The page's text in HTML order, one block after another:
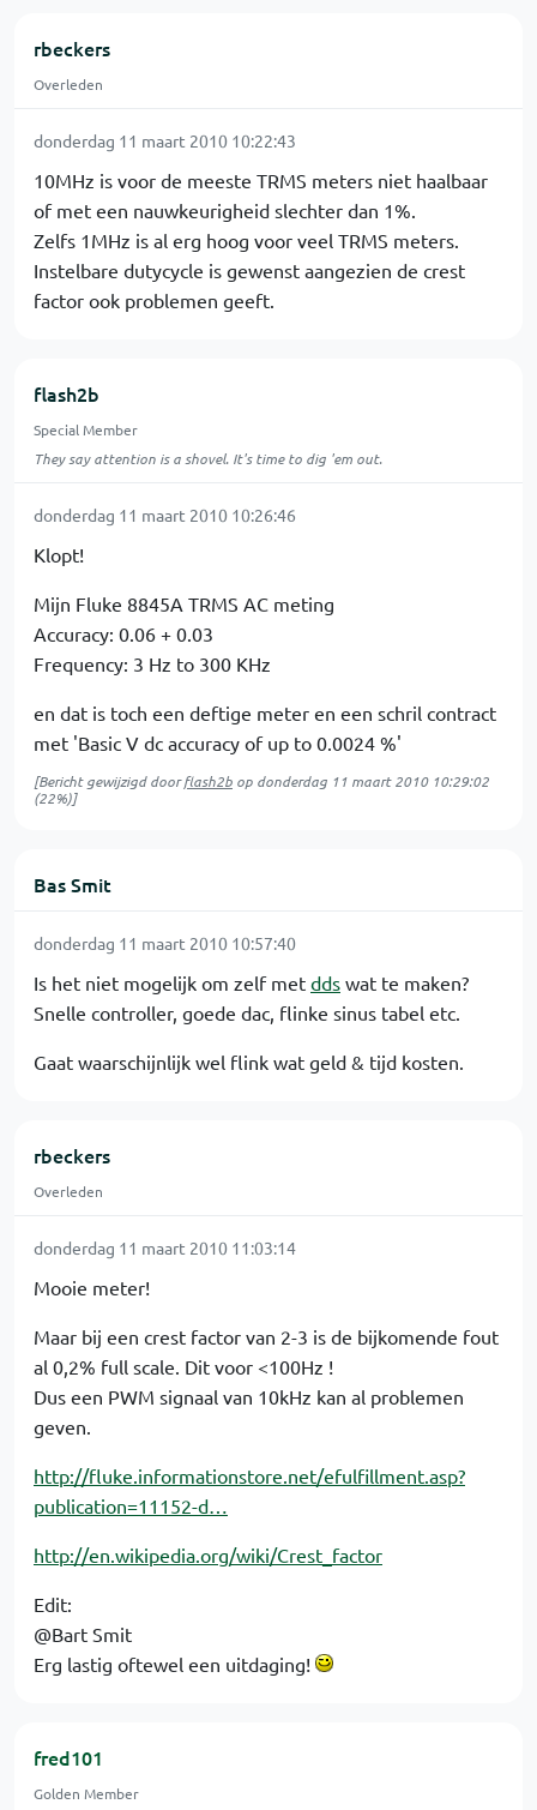
rbeckers
Overleden
donderdag 11 maart 2010 10:22:43
10MHz is voor de meeste TRMS meters niet haalbaar
of met een nauwkeurigheid slechter dan 1%.
Zelfs 1MHz is al erg hoog voor veel TRMS meters.
Instelbare dutycycle is gewenst aangezien de crest
factor ook problemen geeft.
flash2b
Special Member
They say attention is a shovel. It's time to dig 'em out.
donderdag 11 maart 2010 10:26:46
Klopt!
Mijn Fluke 8845A TRMS AC meting
Accuracy: 0.06 + 0.03
Frequency: 3 Hz to 300 KHz
en dat is toch een deftige meter en een schril contract
met 'Basic V dc accuracy of up to 0.0024 %'
[Bericht gewijzigd doorflash2b op donderdag 11 maart 2010 10:29:02
(22%)]
Bas Smit
donderdag 11 maart 2010 10:57:40
Is het niet mogelijk om zelf met dds wat te maken?
Snelle controller, goede dac, flinke sinus tabel etc.
Gaat waarschijnlijk wel flink wat geld & tijd kosten.
rbeckers
Overleden
donderdag 11 maart 2010 11:03:14
Mooie meter!
Maar bij een crest factor van 2-3 is de bijkomende fout
al 0,2% full scale. Dit voor <100Hz !
Dus een PWM signaal van 10kHz kan al problemen
geven.
http://fluke.informationstore.net/efulfillment.asp?
publication=11152-d…
http://en.wikipedia.org/wiki/Crest_factor
Edit:
@Bart Smit
Erg lastig oftewel een uitdaging!
fred101
Golden Member